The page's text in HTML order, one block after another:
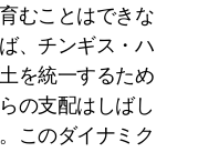
むことはできな
、チンギス・ハ
を統一するため
の支配はしばし
このダイナミク